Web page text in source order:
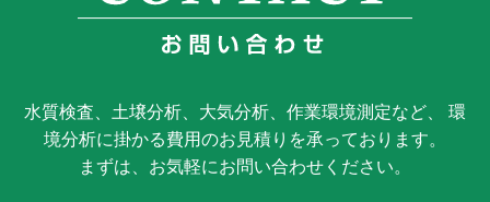
水質検査、土壌分析、大気分析、作業環境測定など、 環
境分析に掛かる費用のお見積りを承っております。
まずは、お気軽にお問い合わせください。